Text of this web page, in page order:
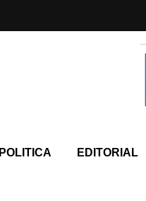
POLITICA EDITORIAL